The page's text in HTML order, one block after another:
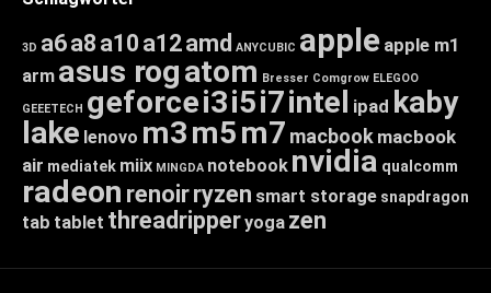
3D a6a8 a10 a12amd ANYCUBIC apple apple m1
arm asus rogatom Bresser Comgrow ELEGOO
GEEETECH geforcei3i5i7intel ipad kaby
lake lenovo m3m5m7 macbook macbook
air mediatek miix MINGDA notebook nvidia qualcomm
radeon renoirryzen smart storage snapdragon
tab tablet threadripperyoga zen